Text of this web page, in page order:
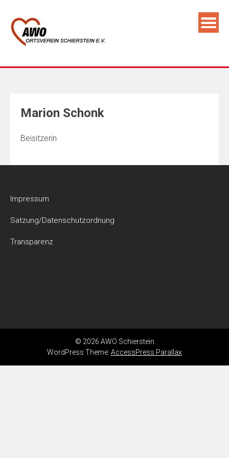
content
Marion Schonk
Beisitzerin
Impressum
Satzung/Datenschutzordnung
Transparenz
© 2026 AWO Schierstein
WordPress Theme: AccessPress Parallax